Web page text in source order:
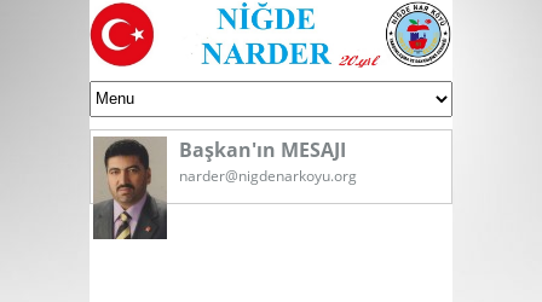
Başkan'ın MESAJI
narder@nigdenarkoyu.org